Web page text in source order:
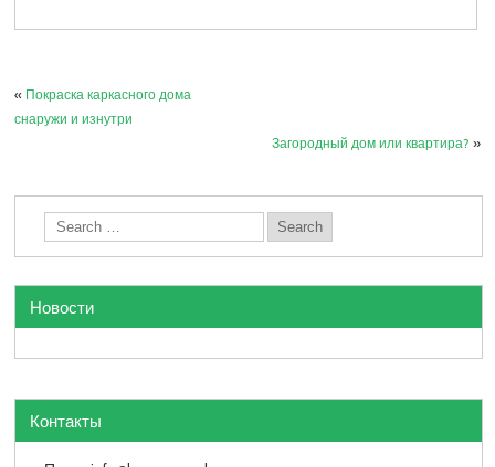
« Покраска каркасного дома
снаружи и изнутри
Загородный дом или квартира? »
Новости
Контакты